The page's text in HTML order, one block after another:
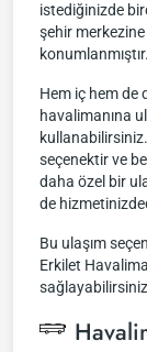
istediğinizde
şehir
konumlanmıştır.
Hem iç hem de
havalimanına
seçenektir ve
daha özel bir
de
Bu ulaşım
Erkilet